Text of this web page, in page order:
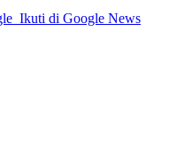
Ikuti di Google News